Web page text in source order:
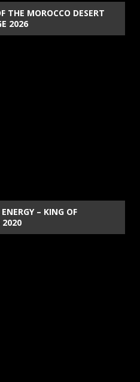
THE MOROCCO DESERT
2026
– KING OF
2020